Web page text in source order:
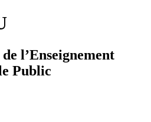
l’Enseignement
Public